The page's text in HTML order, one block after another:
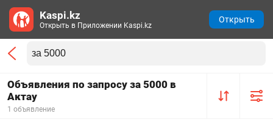
Объявления по запросу за 5000 в
Актау
1 объявление
Kaspi.kz
Открыть в Приложении Kaspi.kz
Открыть